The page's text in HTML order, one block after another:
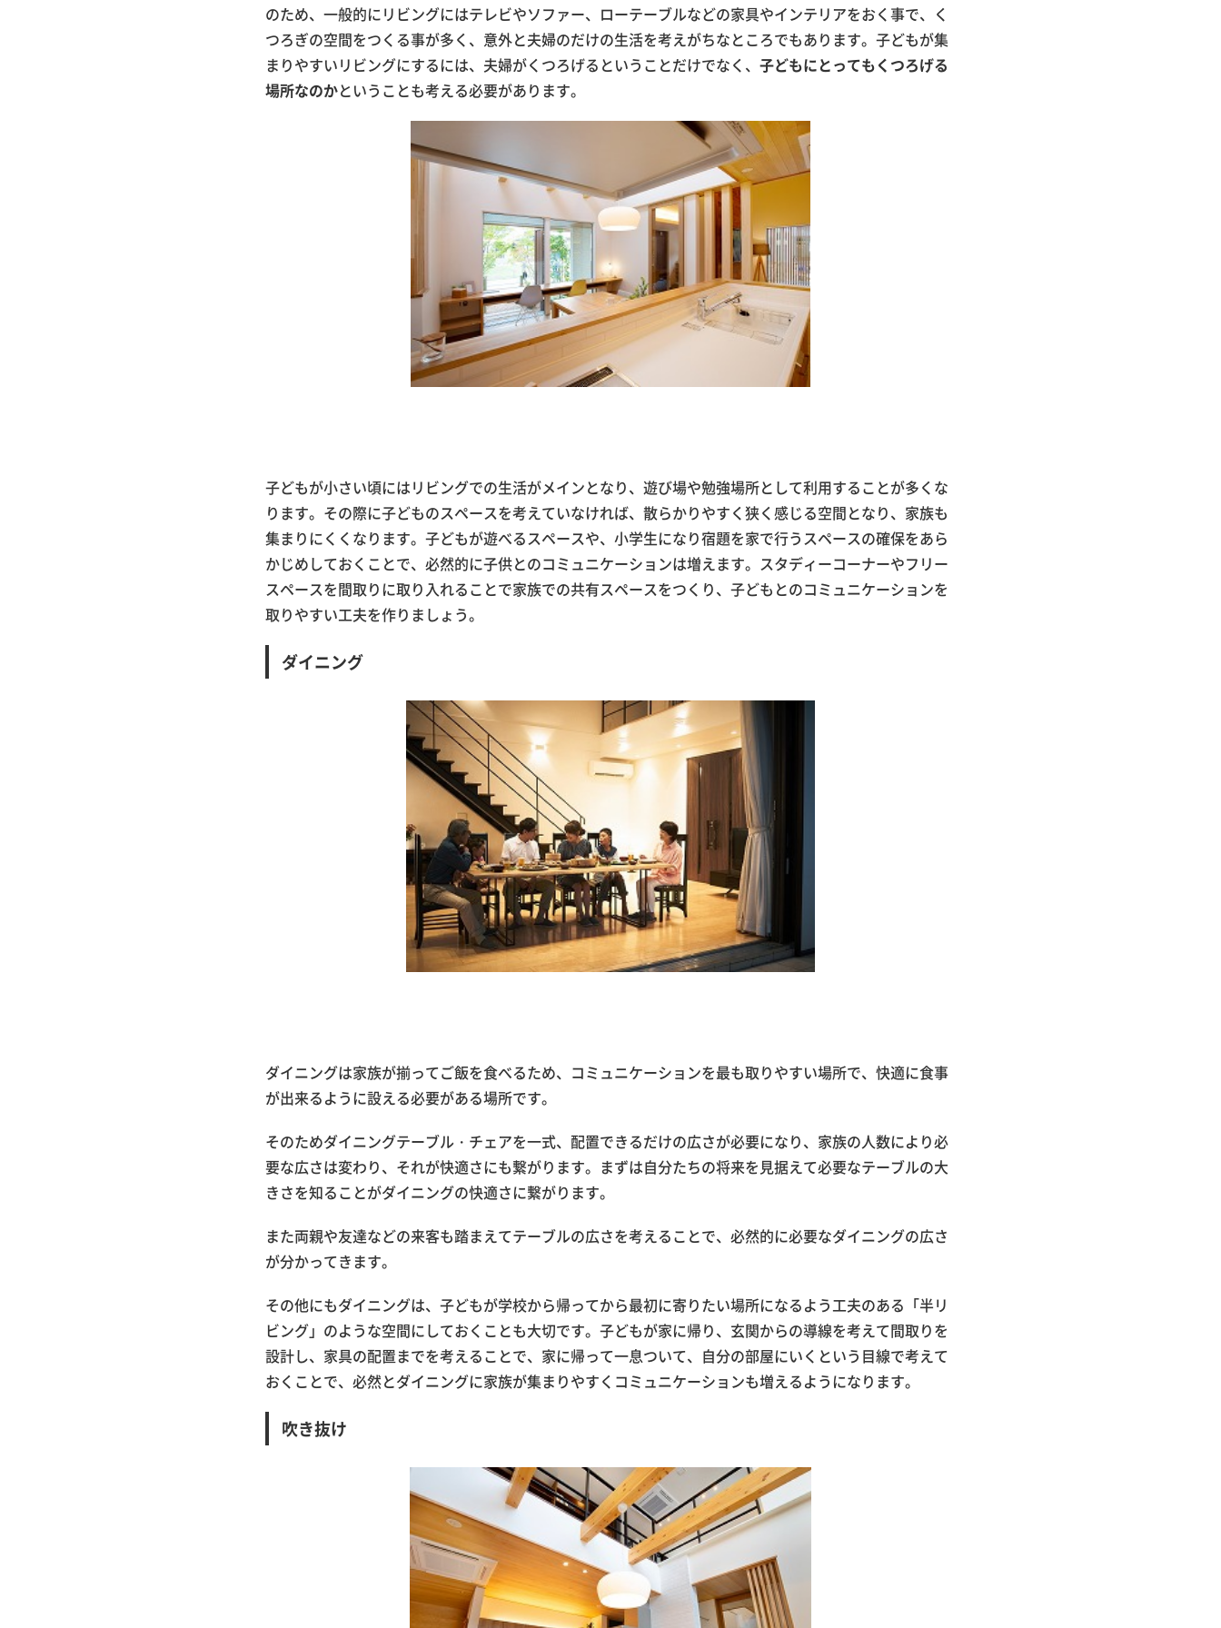
のため、一般的にリビングにはテレビやソファー、ローテーブルなどの家具やインテリアをおく事で、く
つろぎの空間をつくる事が多く、意外と夫婦のだけの生活を考えがちなところでもあります。子どもが集
まりやすいリビングにするには、夫婦がくつろげるということだけでなく、 子どもにとってもくつろげる
場所なのかということも考える必要があります。
子どもが小さい頃にはリビングでの生活がメインとなり、遊び場や勉強場所として利用することが多くな
ります。その際に子どものスペースを考えていなければ、散らかりやすく狭く感じる空間となり、家族も
集まりにくくなります。子どもが遊べるスペースや、小学生になり宿題を家で行うスペースの確保をあら
かじめしておくことで、必然的に子供とのコミュニケーションは増えます。スタディーコーナーやフリー
スペースを間取りに取り入れることで家族での共有スペースをつくり、子どもとのコミュニケーションを
取りやすい工夫を作りましょう。
ダイニング
ダイニングは家族が揃ってご飯を食べるため、コミュニケーションを最も取りやすい場所で、快適に食事
が出来るように設える必要がある場所です。
そのためダイニングテーブル・チェアを一式、配置できるだけの広さが必要になり、家族の人数により必
要な広さは変わり、それが快適さにも繋がります。まずは自分たちの将来を見据えて必要なテーブルの大
きさを知ることがダイニングの快適さに繋がります。
また両親や友達などの来客も踏まえてテーブルの広さを考えることで、必然的に必要なダイニングの広さ
が分かってきます。
その他にもダイニングは、子どもが学校から帰ってから最初に寄りたい場所になるよう工夫のある「半リ
ビング」のような空間にしておくことも大切です。子どもが家に帰り、玄関からの導線を考えて間取りを
設計し、家具の配置までを考えることで、家に帰って一息ついて、自分の部屋にいくという目線で考えて
おくことで、必然とダイニングに家族が集まりやすくコミュニケーションも増えるようになります。
吹き抜け